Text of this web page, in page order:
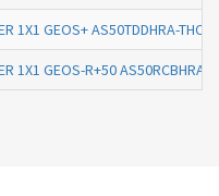
1X1 GEOS+ AS50TDDHRA-THC
1X1 GEOS-R+50 AS50RCBHRA